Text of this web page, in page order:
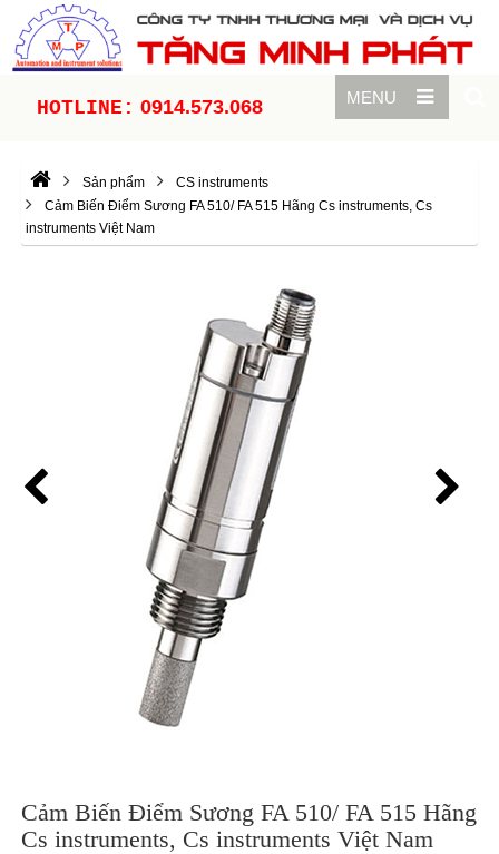
HOTLINE: 0914.573.068 MENU
Sản phẩm
CS instruments
Cảm Biến Điểm Sương FA 510/ FA 515 Hãng Cs instruments, Cs
instruments Việt Nam
Cảm Biến Điểm Sương FA 510/ FA 515 Hãng
Cs instruments, Cs instruments Việt Nam